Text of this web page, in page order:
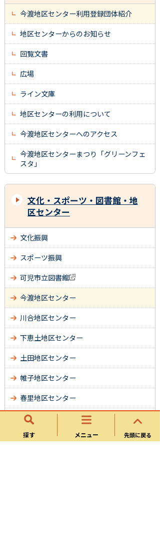
探す メニュー 先頭に戻る
今渡地区センター利用登録団体紹介
地区センターからのお知らせ
回覧文書
広場
ライン文庫
地区センターの利用について
今渡地区センターへのアクセス
今渡地区センターまつり「グリーンフェ
スタ」
文化・スポーツ・図書館・地
区センター
文化振興
スポーツ振興
可児市立図書館
今渡地区センター
川合地区センター
下恵土地区センター
土田地区センター
帷子地区センター
春里地区センター
姫治地区センター
平牧地区センター